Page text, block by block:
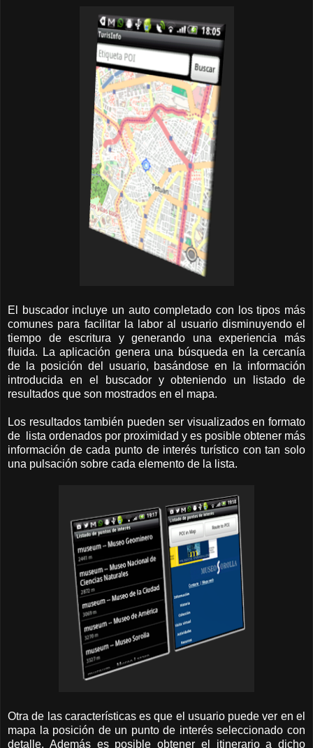
El buscador incluye un auto completado con los tipos más
comunes para facilitar la labor al usuario disminuyendo el
tiempo de escritura y generando una experiencia más
fluida. La aplicación genera una búsqueda en la cercanía
de la posición del usuario, basándose en la información
introducida en el buscador y obteniendo un listado de
resultados que son mostrados en el mapa.
Los resultados también pueden ser visualizados en formato
de lista ordenados por proximidad y es posible obtener más
información de cada punto de interés turístico con tan solo
una pulsación sobre cada elemento de la lista.
Otra de las características es que el usuario puede ver en el
mapa la posición de un punto de interés seleccionado con
detalle. Además es posible obtener el itinerario a dicho